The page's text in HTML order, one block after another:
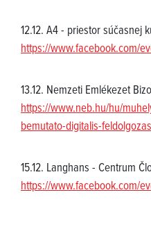
12.12. A4 - priestor súčasnej
https://www.facebook.com/
13.12. Nemzeti Emlékezet
https://www.neb.hu/hu/
bemutato-digitalis-
15.12. Langhans - Centrum
https://www.facebook.com/